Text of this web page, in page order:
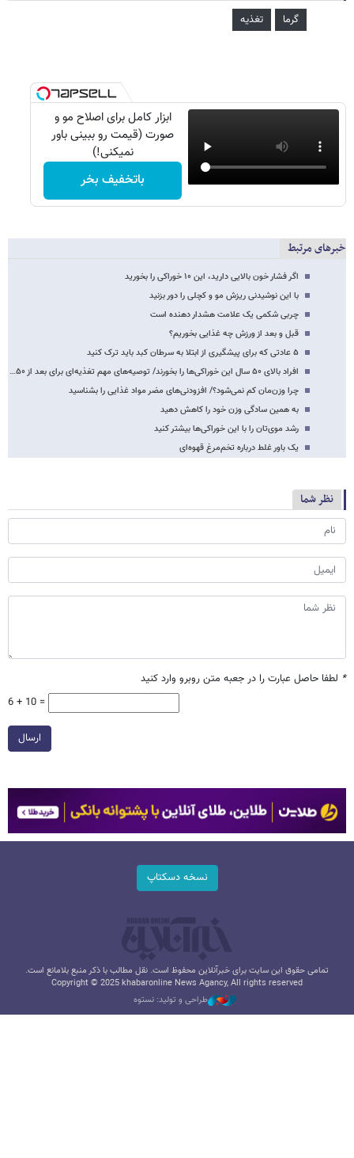
گرما تغذیه
ابزار کامل برای اصلاح مو و
صورت (قیمت رو ببینی باور
نمیکنی!)
باتخفیف بخر
خبرهای مرتبط
اگر فشار خون بالایی دارید، این ۱۰ خوراکی را بخورید
با این نوشیدنی ریزش مو و کچلی را دور بزنید
چربی شکمی یک علامت هشدار دهنده است
قبل و بعد از ورزش چه غذایی بخوریم؟
۵ عادتی که برای پیشگیری از ابتلا به سرطان کبد باید ترک کنید
افراد بالای ۵۰ سال این خوراکی‌ها را بخورند/ توصیه‌های مهم تغذیه‌ای برای بعد از ۵۰…
چرا وزن‌مان کم نمی‌شود؟/ افزودنی‌های مضر مواد غذایی را بشناسید
به همین سادگی وزن خود را کاهش دهید
رشد موی‌تان را با این خوراکی‌ها بیشتر کنید
یک باور غلط درباره تخم‌مرغ قهوه‌ای
نظر شما
* لطفا حاصل عبارت را در جعبه متن روبرو وارد کنید
6 + 10 =
ارسال
نسخه دسکتاپ
تمامی حقوق این سایت برای خبرآنلاین محفوظ است. نقل مطالب با ذکر منبع بلامانع است.
Copyright © 2025 khabaronline News Agancy, All rights reserved
طراحی و تولید: نستوه